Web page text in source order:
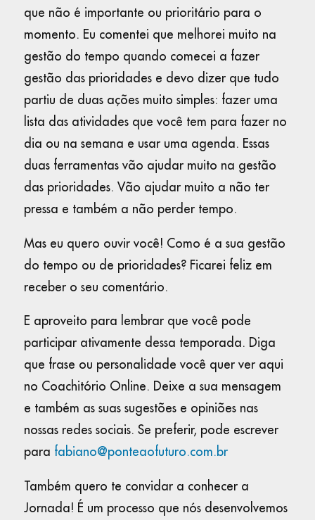
que não é importante ou prioritário para o
momento. Eu comentei que melhorei muito na
gestão do tempo quando comecei a fazer
gestão das prioridades e devo dizer que tudo
partiu de duas ações muito simples: fazer uma
lista das atividades que você tem para fazer no
dia ou na semana e usar uma agenda. Essas
duas ferramentas vão ajudar muito na gestão
das prioridades. Vão ajudar muito a não ter
pressa e também a não perder tempo.
Mas eu quero ouvir você! Como é a sua gestão
do tempo ou de prioridades? Ficarei feliz em
receber o seu comentário.
E aproveito para lembrar que você pode
participar ativamente dessa temporada. Diga
que frase ou personalidade você quer ver aqui
no Coachitório Online. Deixe a sua mensagem
e também as suas sugestões e opiniões nas
nossas redes sociais. Se preferir, pode escrever
para fabiano@ponteaofuturo.com.br
Também quero te convidar a conhecer a
Jornada! É um processo que nós desenvolvemos